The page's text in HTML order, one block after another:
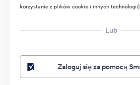
korzystanie z plików cookie i innych
Lub
Zaloguj się za pomocą